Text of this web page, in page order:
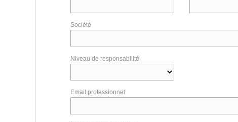
Société
Niveau de responsabilité
Email professionnel